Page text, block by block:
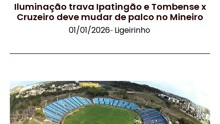
Iluminação trava Ipatingão e Tombense x
Cruzeiro deve mudar de palco no Mineiro
01/01/2026- Ligeirinho